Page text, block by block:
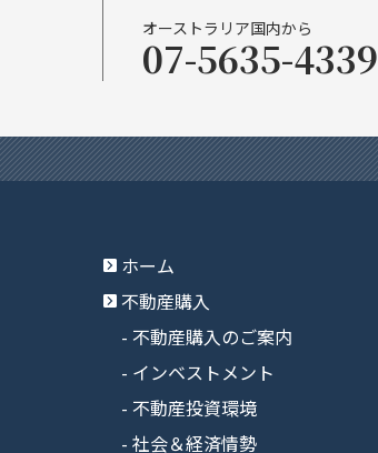
オーストラリア国内から
07-5635-4339
ホーム
不動産購入
不動産購入のご案内
インベストメント
不動産投資環境
社会＆経済情勢